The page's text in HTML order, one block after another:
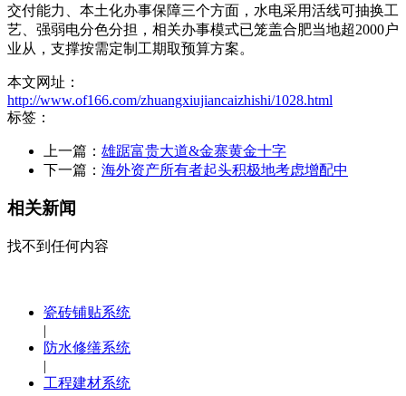
交付能力、本土化办事保障三个方面，水电采用活线可抽换工
艺、强弱电分色分担，相关办事模式已笼盖合肥当地超2000户
业从，支撑按需定制工期取预算方案。
本文网址：
http://www.of166.com/zhuangxiujiancaizhishi/1028.html
标签：
上一篇： 雄踞富贵大道&金寨黄金十字
下一篇： 海外资产所有者起头积极地考虑增配中
相关新闻
找不到任何内容
瓷砖铺贴系统
|
防水修缮系统
|
工程建材系统